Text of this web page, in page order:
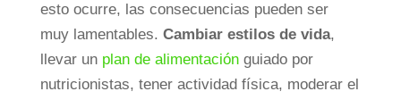
esto ocurre, las consecuencias pueden ser
muy lamentables. Cambiar estilos de vida,
llevar un plan de alimentaciónguiado por
nutricionistas, tener actividad física, moderar el